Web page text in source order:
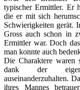
typischer Ermittler. Er
die er mit sich
Schwierigkeiten gerät.
Gross auch schon in
Ermittler war. Doch
man konnte auch
Die Charaktere waren
dank der
auseinanderzuhalten.
ihres Mannes